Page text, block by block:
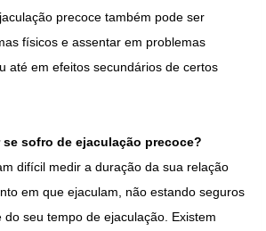
precoce também pode ser
físicos e assentar em problemas
até em efeitos secundários de certos
sofro de ejaculação precoce?
difícil medir a duração da sua relação
em que ejaculam, não estando seguros
seu tempo de ejaculação. Existem